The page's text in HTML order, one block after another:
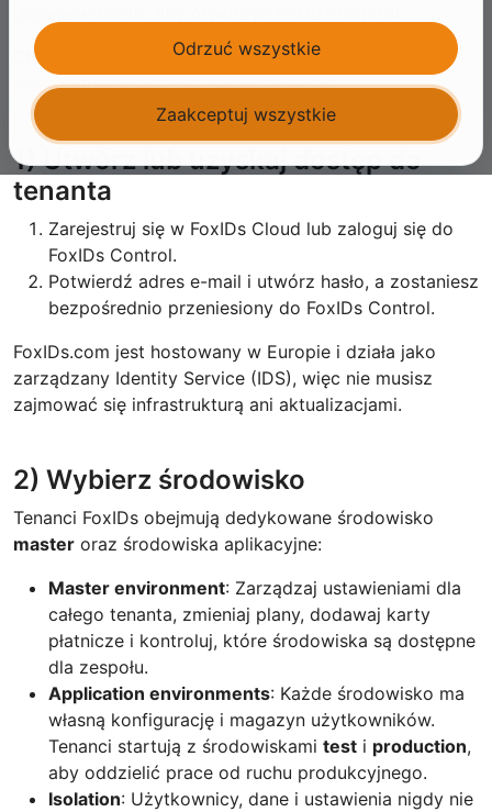
Chcesz uruchomić FoxIDs samodzielnie? Zobacz
przewodnik wdrożenia samodzielnego.
1) Utwórz lub uzyskaj dostęp do
tenanta
Zarejestruj się w FoxIDs Cloud lub zaloguj się do
FoxIDs Control.
Potwierdź adres e-mail i utwórz hasło, a zostaniesz
bezpośrednio przeniesiony do FoxIDs Control.
FoxIDs.com jest hostowany w Europie i działa jako
zarządzany Identity Service (IDS), więc nie musisz
zajmować się infrastrukturą ani aktualizacjami.
2) Wybierz środowisko
Tenanci FoxIDs obejmują dedykowane środowisko
master oraz środowiska aplikacyjne:
Master environment: Zarządzaj ustawieniami dla
całego tenanta, zmieniaj plany, dodawaj karty
płatnicze i kontroluj, które środowiska są dostępne
dla zespołu.
Application environments: Każde środowisko ma
własną konfigurację i magazyn użytkowników.
Tenanci startują z środowiskami test i production,
aby oddzielić prace od ruchu produkcyjnego.
Isolation: Użytkownicy, dane i ustawienia nigdy nie
Odrzuć wszystkie
Zaakceptuj wszystkie